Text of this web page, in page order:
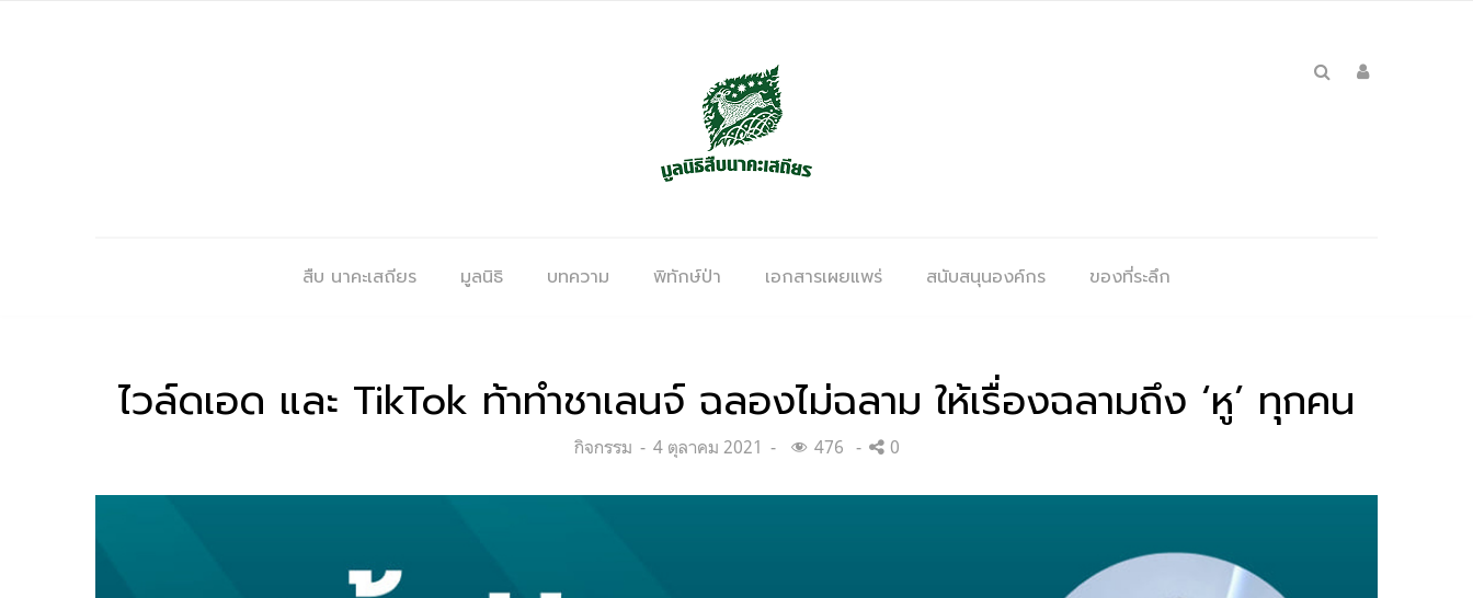
สืบ นาคะเสถียร มูลนิธิ บทความ พิทักษ์ป่า เอกสารเผยแพร่ สนับสนุนองค์กร ของที่ระลึก
ไวล์ดเอด และ TikTok ท้าทำชาเลนจ์ ฉลองไม่ฉลาม ให้เรื่องฉลามถึง ‘หู’ ทุกคน
Categories:
กิจกรรม
Posted
4 ตุลาคม 2021 476 0